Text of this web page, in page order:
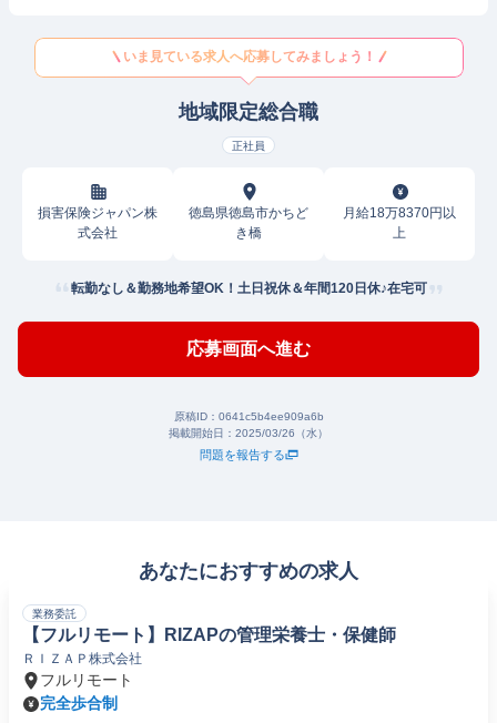
いま見ている求人へ応募してみましょう！
地域限定総合職
正社員
損害保険ジャパン株
式会社
徳島県徳島市かちど
き橋
月給18万8370円以
上
転勤なし＆勤務地希望OK！土日祝休＆年間120日休♪在宅可
応募画面へ進む
原稿ID： 0641c5b4ee909a6b
掲載開始日： 2025/03/26（水）
問題を報告する
あなたにおすすめの求人
業務委託
【フルリモート】RIZAPの管理栄養士・保健師
ＲＩＺＡＰ株式会社
フルリモート
完全歩合制